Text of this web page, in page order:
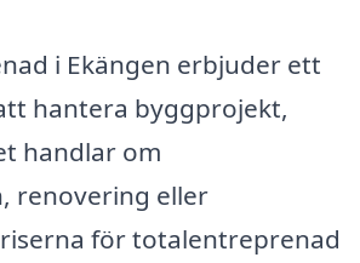
i Ekängen erbjuder ett
hantera byggprojekt,
handlar om
renovering eller
för totalentreprenad